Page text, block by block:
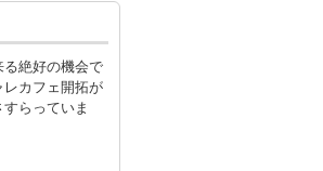
絶好の機会で
カフェ開拓が
らっていま